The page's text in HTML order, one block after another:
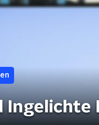
Ingelichte